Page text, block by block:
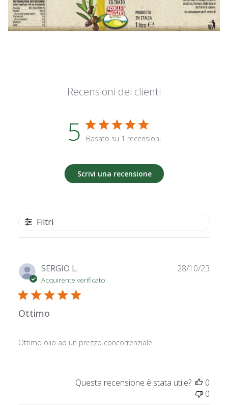
Recensioni dei clienti
5 Basato su 1 recensioni
Scrivi una recensione
Filtri
SERGIO L.
Acquirente verificato
Ottimo
Ottimo olio ad un prezzo concorrenziale
28/10/23
Questa recensione è stata utile?
0
0